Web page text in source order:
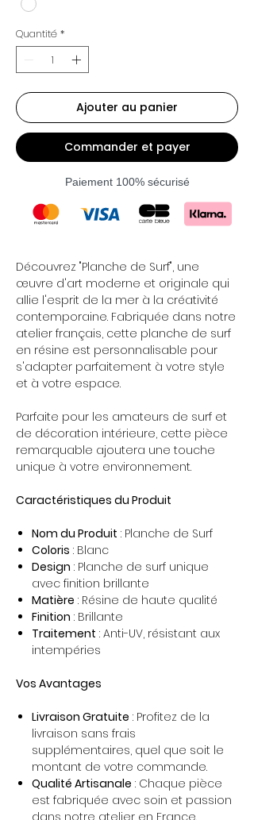
Quantité *
Ajouter au panier
Commander et payer
Paiement 100% sécurisé
Découvrez "Planche de Surf", une
œuvre d'art moderne et originale qui
allie l'esprit de la mer à la créativité
contemporaine. Fabriquée dans notre
atelier français, cette planche de surf
en résine est personnalisable pour
s'adapter parfaitement à votre style
et à votre espace.
Parfaite pour les amateurs de surf et
de décoration intérieure, cette pièce
remarquable ajoutera une touche
unique à votre environnement.
Caractéristiques du Produit
Nom du Produit : Planche de Surf
Coloris : Blanc
Design : Planche de surf unique
avec finition brillante
Matière : Résine de haute qualité
Finition : Brillante
Traitement : Anti-UV, résistant aux
intempéries
Vos Avantages
Livraison Gratuite : Profitez de la
livraison sans frais
supplémentaires, quel que soit le
montant de votre commande.
Qualité Artisanale : Chaque pièce
est fabriquée avec soin et passion